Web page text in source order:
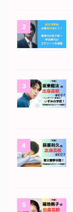
2
3
4
5